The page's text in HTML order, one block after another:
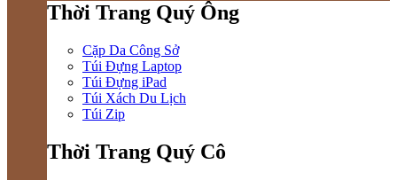
Thời Trang Quý Ông
Cặp Da Công Sở
Túi Đựng Laptop
Túi Đựng iPad
Túi Xách Du Lịch
Túi Zip
Thời Trang Quý Cô